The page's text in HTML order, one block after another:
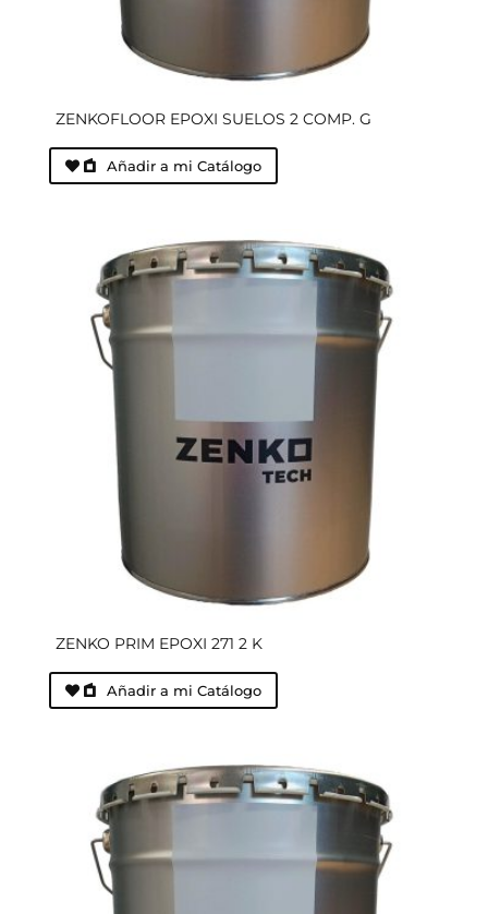
ZENKOFLOOR EPOXI SUELOS 2 COMP. G
Añadir a mi Catálogo
ZENKO PRIM EPOXI 271 2 K
Añadir a mi Catálogo